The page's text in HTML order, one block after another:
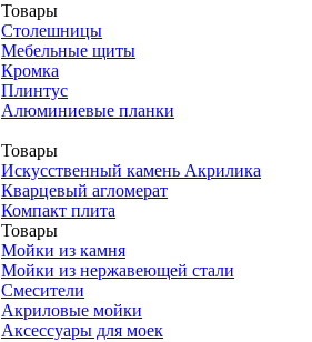
Товары
Столешницы
Мебельные щиты
Кромка
Плинтус
Алюминиевые планки
Товары
Искусственный камень Акрилика
Кварцевый агломерат
Компакт плита
Товары
Мойки из камня
Мойки из нержавеющей стали
Смесители
Акриловые мойки
Аксессуары для моек